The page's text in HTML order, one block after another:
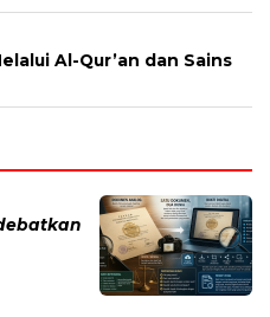
Al-Qur’an dan Sains